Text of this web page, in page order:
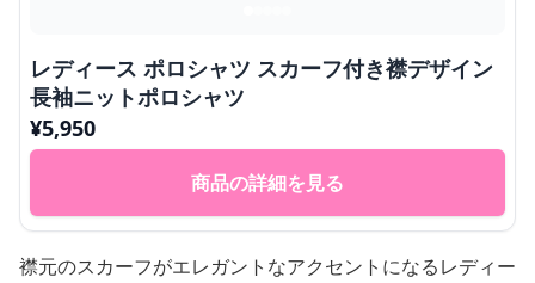
レディース ポロシャツ スカーフ付き襟デザイン
長袖ニットポロシャツ
¥5,950
商品の詳細を見る
襟元のスカーフがエレガントなアクセントになるレディー